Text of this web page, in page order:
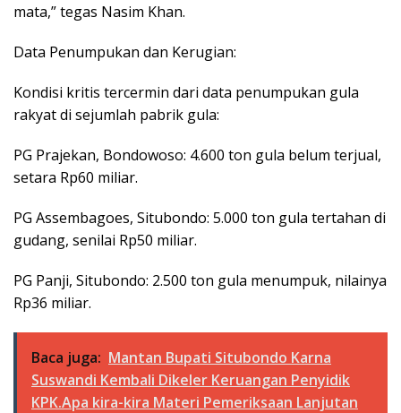
mata,” tegas Nasim Khan.
Data Penumpukan dan Kerugian:
Kondisi kritis tercermin dari data penumpukan gula
rakyat di sejumlah pabrik gula:
PG Prajekan, Bondowoso: 4.600 ton gula belum terjual,
setara Rp60 miliar.
PG Assembagoes, Situbondo: 5.000 ton gula tertahan di
gudang, senilai Rp50 miliar.
PG Panji, Situbondo: 2.500 ton gula menumpuk, nilainya
Rp36 miliar.
Baca juga: Mantan Bupati Situbondo Karna
Suswandi Kembali Dikeler Keruangan Penyidik
KPK.Apa kira-kira Materi Pemeriksaan Lanjutan